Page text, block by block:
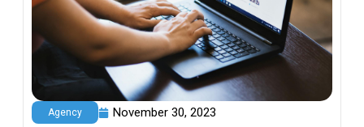
Agency November 30, 2023